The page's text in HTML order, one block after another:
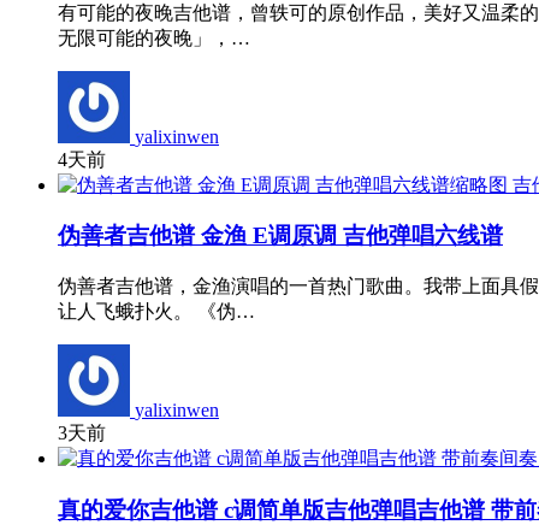
有可能的夜晚吉他谱，曾轶可的原创作品，美好又温柔
无限可能的夜晚」，…
yalixinwen
4天前
吉
伪善者吉他谱 金渔 E调原调 吉他弹唱六线谱
伪善者吉他谱，金渔演唱的一首热门歌曲。我带上面具
让人飞蛾扑火。 《伪…
yalixinwen
3天前
真的爱你吉他谱 c调简单版吉他弹唱吉他谱 带